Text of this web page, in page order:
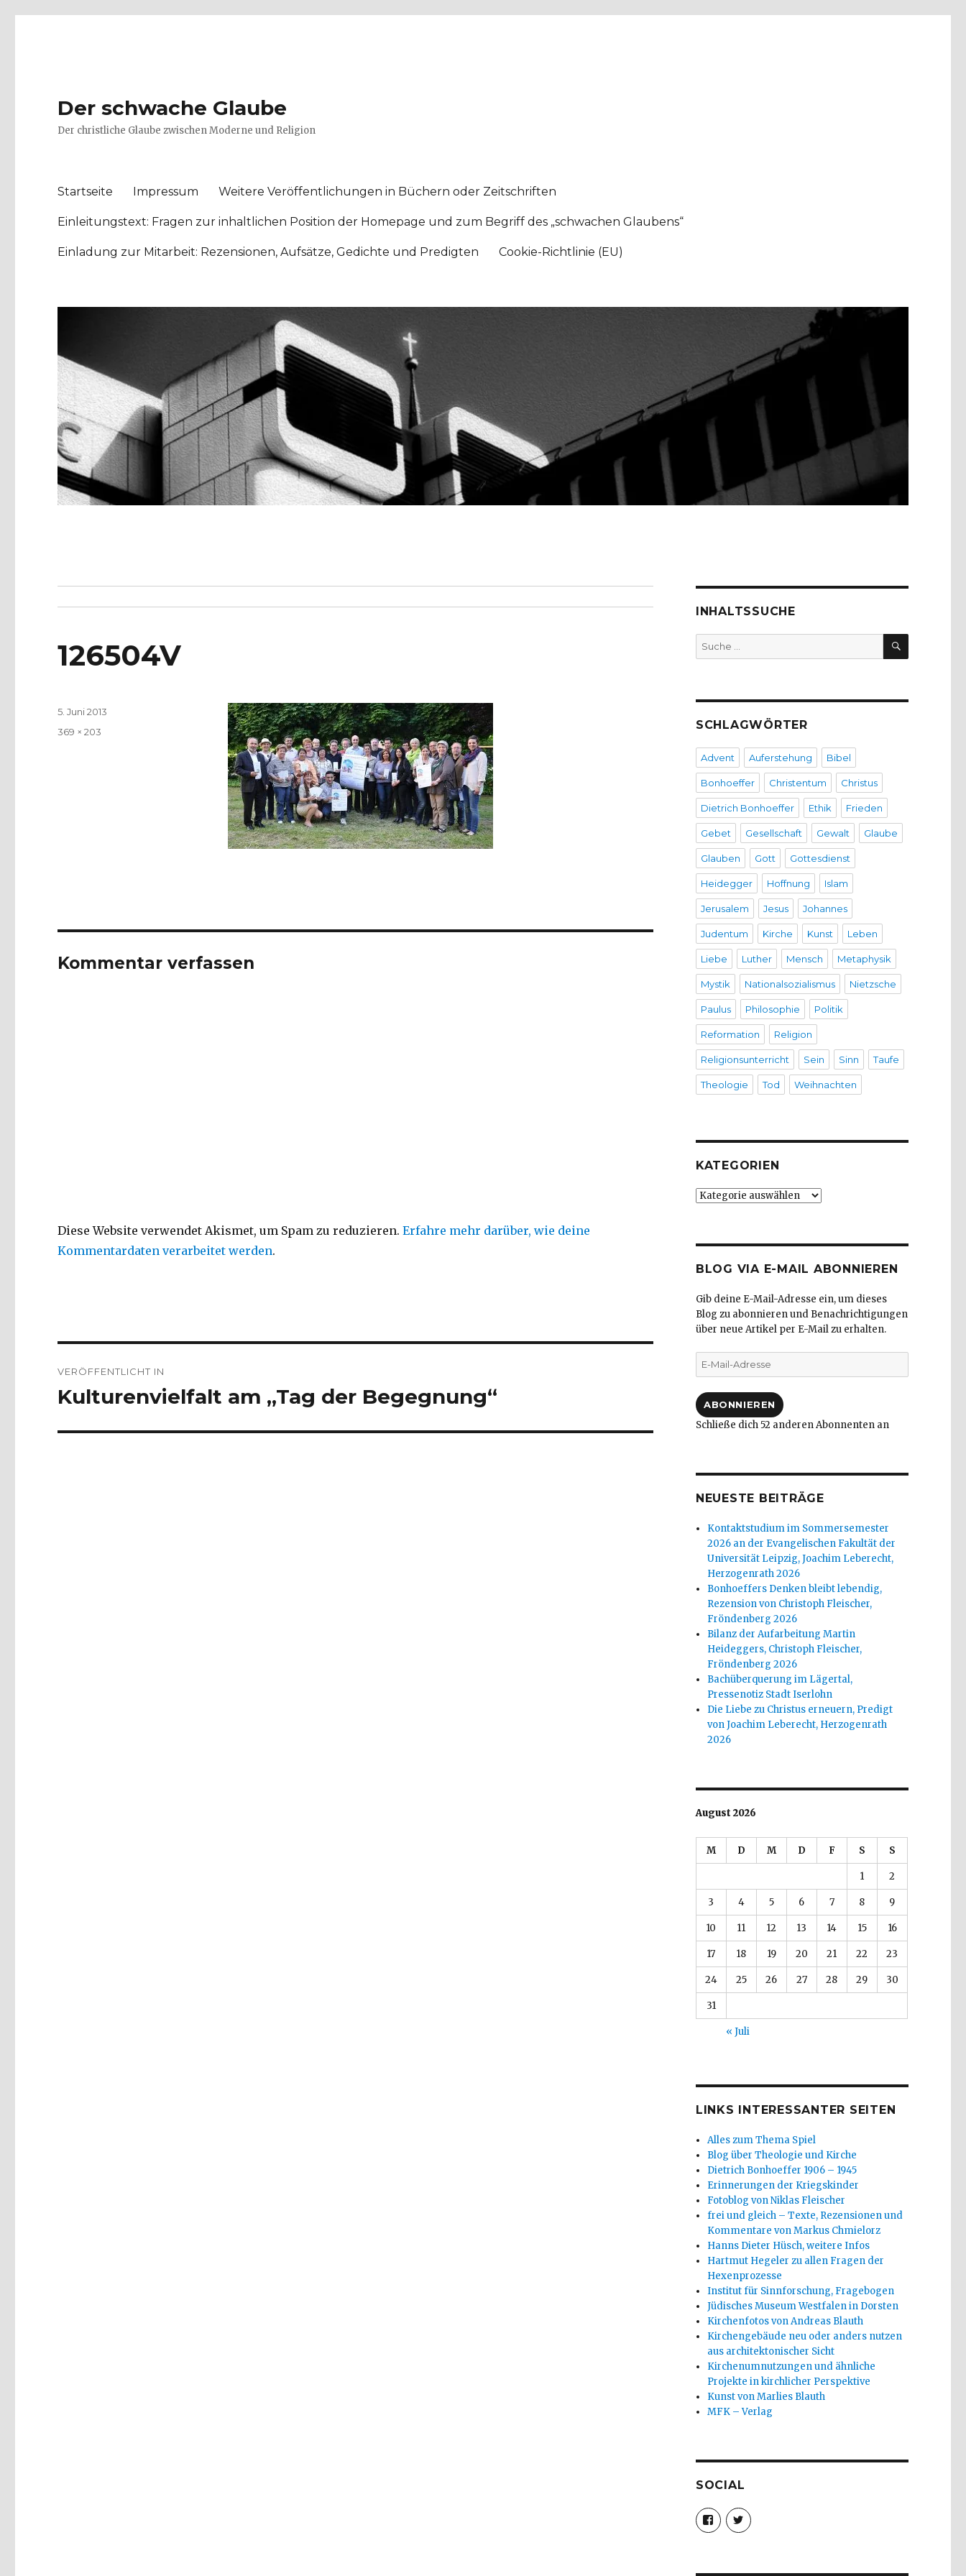
Der schwache Glaube
Der christliche Glaube zwischen Moderne und Religion
Startseite Impressum Weitere Veröffentlichungen in Büchern oder Zeitschriften
Einleitungstext: Fragen zur inhaltlichen Position der Homepage und zum Begriff des „schwachen Glaubens“
Einladung zur Mitarbeit: Rezensionen, Aufsätze, Gedichte und Predigten Cookie-Richtlinie (EU)
126504V
Veröffentlicht
5. Juni 2013
Volle
369 × 203
Kommentar verfassen
Diese Website verwendet Akismet, um Spam zu reduzieren.Erfahre mehr darüber, wie deine
Kommentardaten verarbeitet werden.
VERÖFFENTLICHT IN
Kulturenvielfalt am „Tag der Begegnung“
INHALTSSUCHE
Suche
nach:
SUCHEN
SCHLAGWÖRTER
Advent Auferstehung Bibel
Bonhoeffer Christentum Christus
Dietrich Bonhoeffer Ethik Frieden
Gebet Gesellschaft Gewalt Glaube
Glauben Gott Gottesdienst
Heidegger Hoffnung Islam
Jerusalem Jesus Johannes
Judentum Kirche Kunst Leben
Liebe Luther Mensch Metaphysik
Mystik Nationalsozialismus Nietzsche
Paulus Philosophie Politik
Reformation Religion
Religionsunterricht Sein Sinn Taufe
Theologie Tod Weihnachten
KATEGORIEN
Kategorien
BLOG VIA E-MAIL ABONNIEREN
Gib deine E-Mail-Adresse ein, um dieses
Blog zu abonnieren und Benachrichtigungen
über neue Artikel per E-Mail zu erhalten.
E-
Mail-
ABONNIEREN
Schließe dich 52 anderen Abonnenten an
NEUESTE BEITRÄGE
Kontaktstudium im Sommersemester
2026 an der Evangelischen Fakultät der
Universität Leipzig, Joachim Leberecht,
Herzogenrath 2026
Bonhoeffers Denken bleibt lebendig,
Rezension von Christoph Fleischer,
Fröndenberg 2026
Bilanz der Aufarbeitung Martin
Heideggers, Christoph Fleischer,
Fröndenberg 2026
Bachüberquerung im Lägertal,
Pressenotiz Stadt Iserlohn
Die Liebe zu Christus erneuern, Predigt
von Joachim Leberecht, Herzogenrath
2026
August 2026
M D M D F S S
1 2
3 4 5 6 7 8 9
10 11 12 13 14 15 16
17 18 19 20 21 22 23
24 25 26 27 28 29 30
31
« Juli
LINKS INTERESSANTER SEITEN
Alles zum Thema Spiel
Blog über Theologie und Kirche
Dietrich Bonhoeffer 1906 – 1945
Erinnerungen der Kriegskinder
Fotoblog von Niklas Fleischer
frei und gleich – Texte, Rezensionen und
Kommentare von Markus Chmielorz
Hanns Dieter Hüsch, weitere Infos
Hartmut Hegeler zu allen Fragen der
Hexenprozesse
Institut für Sinnforschung, Fragebogen
Jüdisches Museum Westfalen in Dorsten
Kirchenfotos von Andreas Blauth
Kirchengebäude neu oder anders nutzen
aus architektonischer Sicht
Kirchenumnutzungen und ähnliche
Projekte in kirchlicher Perspektive
Kunst von Marlies Blauth
MFK – Verlag
SOCIAL
Profil
von
christoph.fleischer1
anzeigen
Profil
von
anzeigen